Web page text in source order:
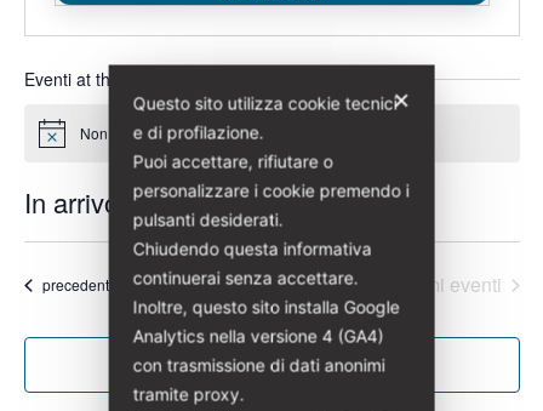
Eventi at this luogo
Notice Non ci sono eventi previsti.
In arrivo
data.
Eventi
precedenti Oggi Prossimi eventi
Iscriviti al calendario
✕
Questo sito utilizza cookie tecnici
e di profilazione.
Puoi accettare, rifiutare o
personalizzare i cookie premendo i
pulsanti desiderati.
Chiudendo questa informativa
continuerai senza accettare.
Inoltre, questo sito installa Google
Analytics nella versione 4 (GA4)
con trasmissione di dati anonimi
tramite proxy.